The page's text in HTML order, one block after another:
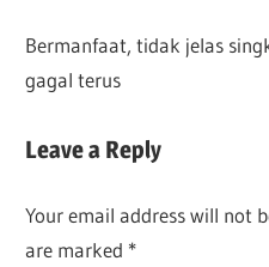
Bermanfaat, tidak jelas
gagal terus
Leave a Reply
Your email address will not
are marked *